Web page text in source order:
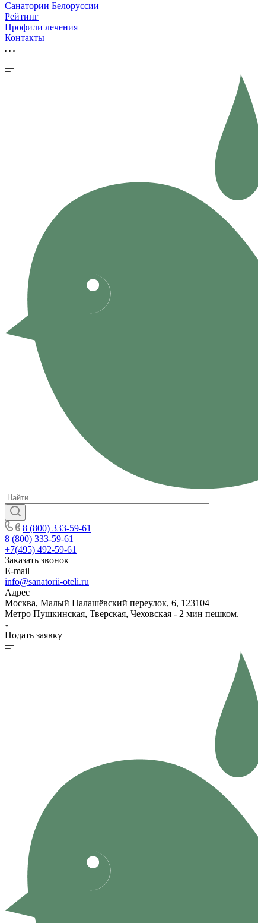
Санатории Белоруссии
Рейтинг
Профили лечения
Контакты
8 (800) 333-59-61
8 (800) 333-59-61
+7(495) 492-59-61
Заказать звонок
E-mail
info@sanatorii-oteli.ru
Адрес
Москва, Малый Палашёвский переулок, 6, 123104
Метро Пушкинская, Тверская, Чеховская - 2 мин пешком.
Подать заявку